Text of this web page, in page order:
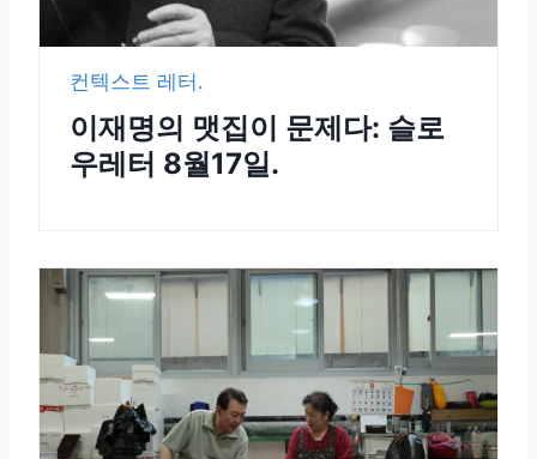
컨텍스트 레터.
이재명의 맷집이 문제다: 슬로
우레터 8월17일.